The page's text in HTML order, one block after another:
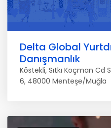
Delta Global
Danışmanlık
Köstekli, Sıtkı Koçman Cd
6, 48000 Menteşe/Muğla